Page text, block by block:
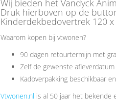
Wij bieden het Vandyck
Druk hierboven op de
Kinderdekbedovertrek 120
Waarom kopen bij vtwonen?
90 dagen retourtermijn met
Zelf de gewenste
Kadoverpakking beschikbaar
Vtwonen.nl is al 50 jaar het bekende